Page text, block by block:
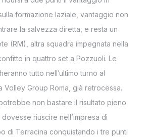
formazione laziale, vantaggio non
la salvezza diretta, e resta un
(RM), altra squadra impegnata nella
in quattro set a Pozzuoli. Le
tutto nell’ultimo turno al
Volley Group Roma, già retrocessa.
non bastare il risultato pieno
riuscire nell’impresa di
di Terracina conquistando i tre punti